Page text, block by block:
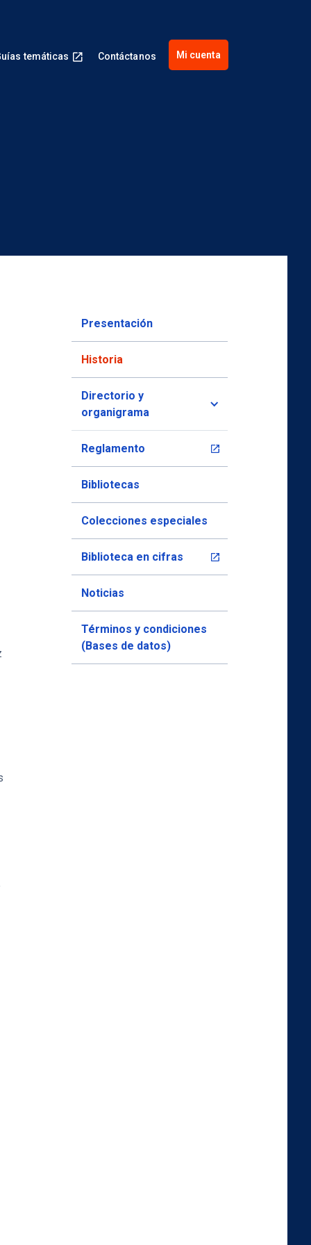
temáticas Contáctanos Mi cuenta
Presentación
Historia
Directorio y
organigrama
Reglamento
Bibliotecas
Colecciones especiales
Biblioteca en cifras
Noticias
Términos y condiciones
(Bases de datos)